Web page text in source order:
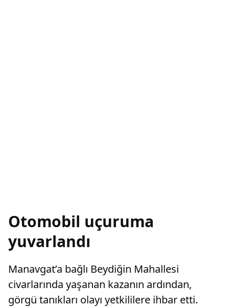
Otomobil uçuruma
yuvarlandı
Manavgat’a bağlı Beydiğin Mahallesi
civarlarında yaşanan kazanın ardından,
görgü tanıkları olayı yetkililere ihbar etti.